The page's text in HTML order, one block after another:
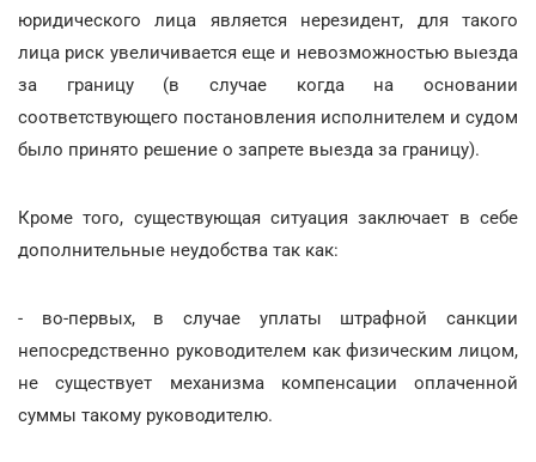
юридического лица является нерезидент, для такого
лица риск увеличивается еще и невозможностью выезда
за границу (в случае когда на основании
соответствующего постановления исполнителем и судом
было принято решение о запрете выезда за границу).
Кроме того, существующая ситуация заключает в себе
дополнительные неудобства так как:
- во-первых, в случае уплаты штрафной санкции
непосредственно руководителем как физическим лицом,
не существует механизма компенсации оплаченной
суммы такому руководителю.